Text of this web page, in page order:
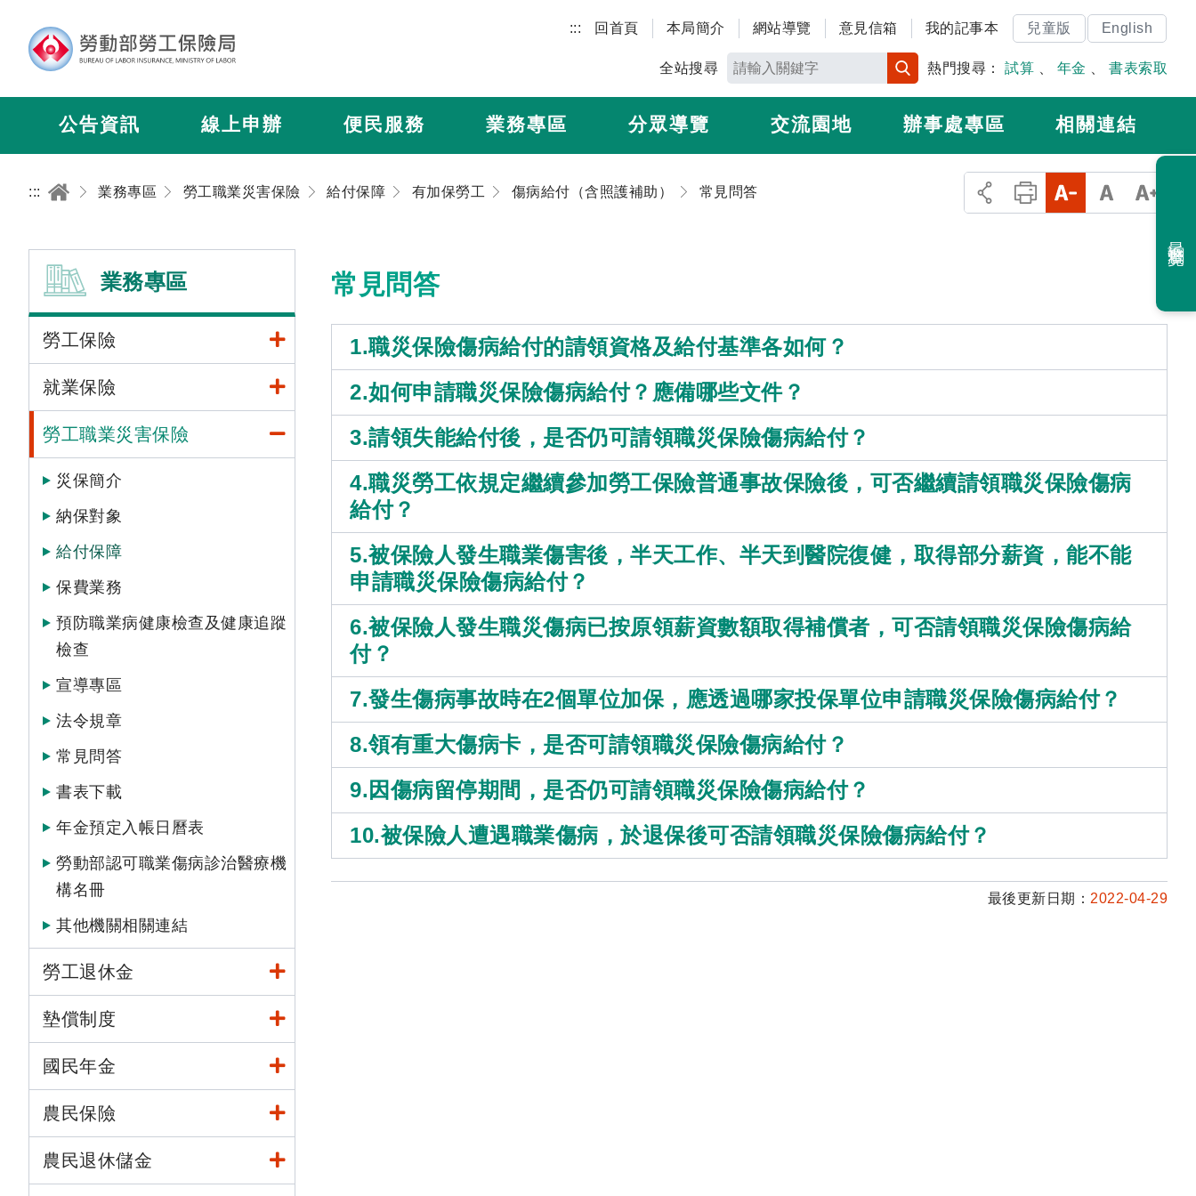
::: 回首頁 本局簡介 網站導覽 意見信箱 我的記事本 兒童版 English
全站搜尋 熱門搜尋： 試算 年金 書表索取
公告資訊 線上申辦 便民服務 業務專區 分眾導覽 交流園地 辦事處專區 相關連結
::: 業務專區 勞工職業災害保險 給付保障 有加保勞工 傷病給付（含照護補助） 常見問答
業務專區
勞工保險
就業保險
勞工職業災害保險
災保簡介
納保對象
給付保障
保費業務
預防職業病健康檢查及健康追蹤
檢查
宣導專區
法令規章
常見問答
書表下載
年金預定入帳日曆表
勞動部認可職業傷病診治醫療機
構名冊
其他機關相關連結
勞工退休金
墊償制度
國民年金
農民保險
農民退休儲金
常見問答
1.職災保險傷病給付的請領資格及給付基準各如何？
2.如何申請職災保險傷病給付？應備哪些文件？
3.請領失能給付後，是否仍可請領職災保險傷病給付？
4.職災勞工依規定繼續參加勞工保險普通事故保險後，可否繼續請領職災保險傷病
給付？
5.被保險人發生職業傷害後，半天工作、半天到醫院復健，取得部分薪資，能不能
申請職災保險傷病給付？
6.被保險人發生職災傷病已按原領薪資數額取得補償者，可否請領職災保險傷病給
付？
7.發生傷病事故時在2個單位加保，應透過哪家投保單位申請職災保險傷病給付？
8.領有重大傷病卡，是否可請領職災保險傷病給付？
9.因傷病留停期間，是否仍可請領職災保險傷病給付？
10.被保險人遭遇職業傷病，於退保後可否請領職災保險傷病給付？
最後更新日期： 2022-04-29